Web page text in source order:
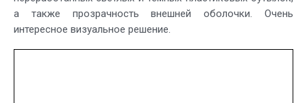
а также прозрачность внешней оболочки. Очень
интересное визуальное решение.